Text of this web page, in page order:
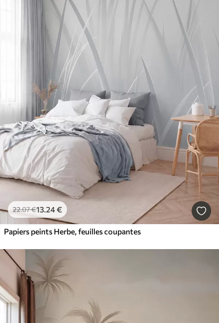
22.07€13.24€
Papiers peints Herbe, feuilles coupantes